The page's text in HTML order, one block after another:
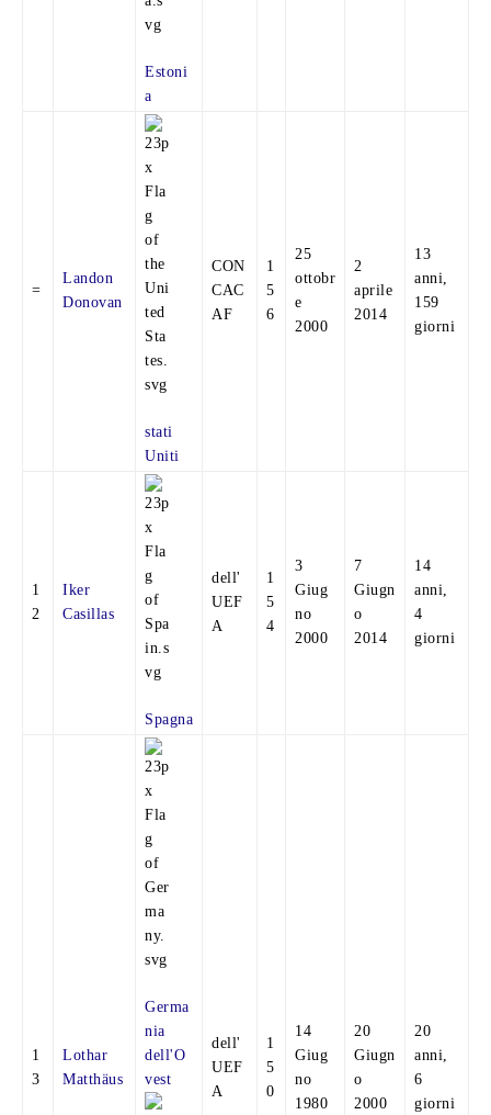
Estoni
a
=
Landon
Donovan
stati
Uniti
CON
CAC
AF
1
5
6
25
ottobr
e
2000
2
aprile
2014
13
anni,
159
giorni
1
2
Iker
Casillas
Spagna
dell'
UEF
A
1
5
4
3
Giug
no
2000
7
Giugn
o
2014
14
anni,
4
giorni
1
3
Lothar
Matthäus
Germa
nia
dell'O
vest
dell'
UEF
A
1
5
0
14
Giug
no
1980
20
Giugn
o
2000
20
anni,
6
giorni